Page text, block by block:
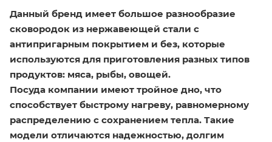
Данный бренд имеет большое разнообразие
сковородок из нержавеющей стали с
антипригарным покрытием и без, которые
используются для приготовления разных типов
продуктов: мяса, рыбы, овощей.
Посуда компании имеют тройное дно, что
способствует быстрому нагреву, равномерному
распределению с сохранением тепла. Такие
модели отличаются надежностью, долгим